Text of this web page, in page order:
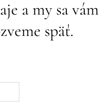
a my sa vám
späť.